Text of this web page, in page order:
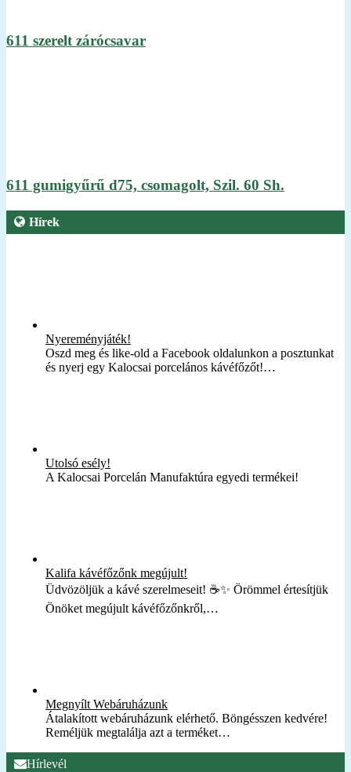
611 szerelt zárócsavar
611 gumigyűrű d75, csomagolt, Szil. 60 Sh.
Hírek
Nyereményjáték!
Oszd meg és like-old a Facebook oldalunkon a posztunkat
és nyerj egy Kalocsai porcelános kávéfőzőt!…
Utolsó esély!
A Kalocsai Porcelán Manufaktúra egyedi termékei!
Kalifa kávéfőzőnk megújult!
Üdvözöljük a kávé szerelmeseit! ☕✨ Örömmel értesítjük
Önöket megújult kávéfőzőnkről,…
Megnyílt Webáruházunk
Átalakított webáruházunk elérhető. Böngésszen kedvére!
Reméljük megtalálja azt a terméket…
Hírlevél